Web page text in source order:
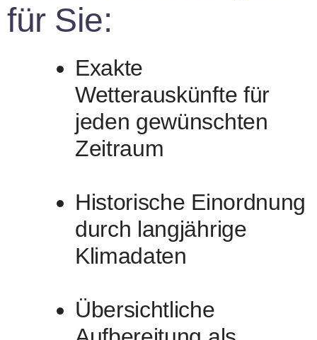
für Sie:
Exakte
Wetterauskünfte für
jeden gewünschten
Zeitraum
Historische Einordnung
durch langjährige
Klimadaten
Übersichtliche